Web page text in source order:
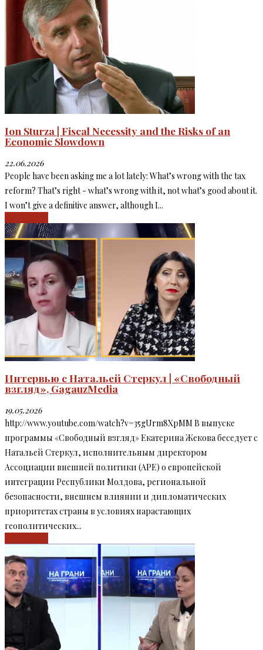
Ion Sturza | Fiscal Necessity and the Risks of an
Economic Slowdown
22.06.2026
People have been asking me a lot lately: What’s wrong with the tax
reform? That’s right - what’s wrong with it, not what’s good about it.
I won’t give a definitive answer, although I...
Интервью с Натальей Стеркул | «Свободный
взгляд», GagauzMedia
19.05.2026
http://www.youtube.com/watch?v=35gUrm8XpMM В выпуске
программы «Свободный взгляд» Екатерина Жекова беседует с
Натальей Стеркул, исполнительным директором
Ассоциации внешней политики (APE) о европейской
интеграции Республики Молдова, региональной
безопасности, внешнем влиянии и дипломатических
приоритетах страны в условиях нарастающих
геополитических...